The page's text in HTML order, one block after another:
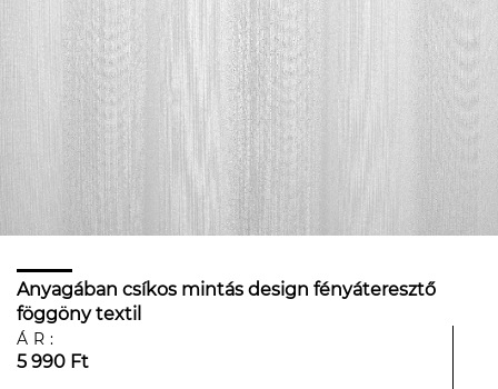
Anyagában csíkos mintás design fényáteresztő
föggöny textil
ÁR:
5 990 Ft